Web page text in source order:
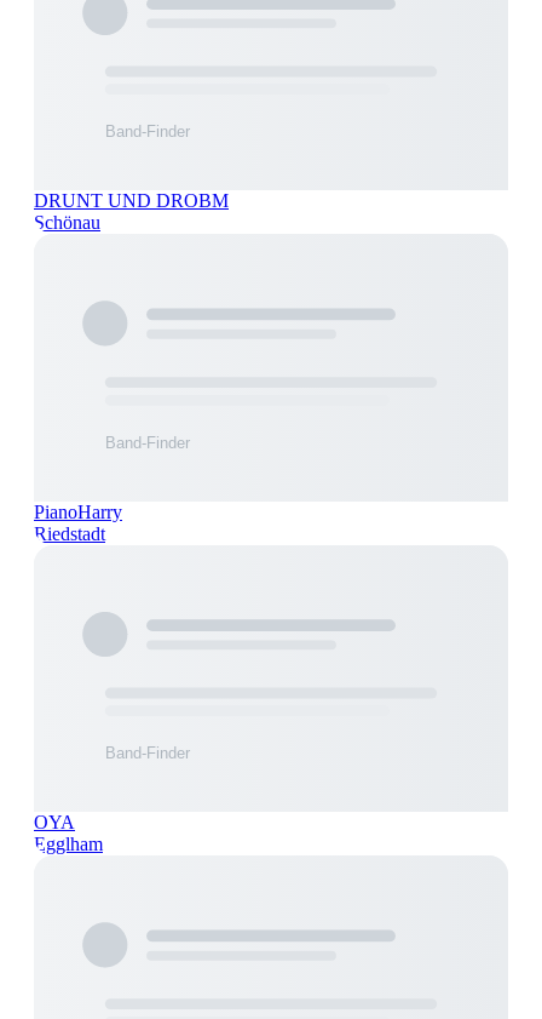
DRUNT UND DROBM
Schönau
PianoHarry
Riedstadt
OYA
Egglham